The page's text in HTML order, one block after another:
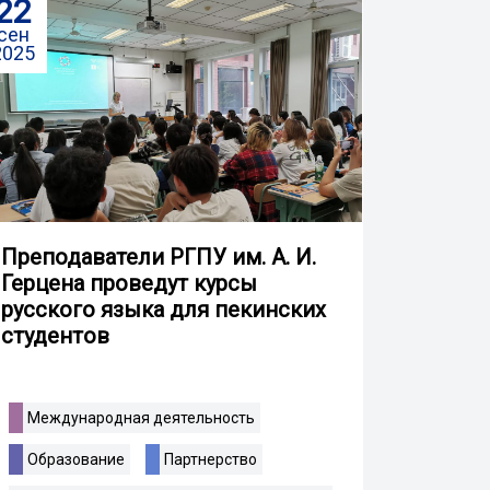
Преподаватели РГПУ им. А. И.
Герцена проведут курсы
русского языка для пекинских
студентов
Международная деятельность
Образование Партнерство